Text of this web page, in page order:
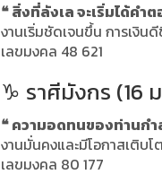
❝ สิ่งที่ลังเล จะเริ่มได้คำ
งานเริ่มชัดเจนขึ้น การเงิน
เลขมงคล 48 621
♑ ราศีมังกร (16
❝ ความอดทนของท่านก
งานมั่นคงและมีโอกาสเติบ
เลขมงคล 80 177